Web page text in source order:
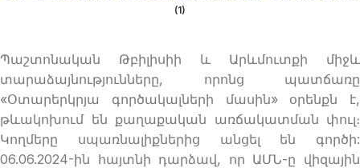
(1)
Պաշտոնական Թբիլիսիի և Արևմուտքի միջև
տարաձայնությունները, որոնց պատճառը
«Օտարերկրյա գործակալների մասին» օրենքն է,
թևակոխում են քաղաքական առճակատման փուլ։
Կողմերը սպառնալիքներից անցել են գործի:
06.06.2024-ին հայտնի դարձավ, որ ԱՄՆ-ը վիզային